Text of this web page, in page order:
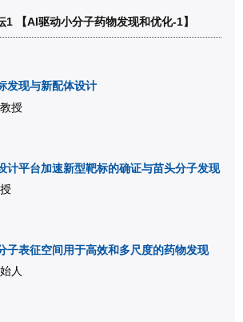
1 【AI驱动小分子药物发现和优化-1】
发现与新配体设计
授
计平台加速新型靶标的确证与苗头分子发现
子表征空间用于高效和多尺度的药物发现
人